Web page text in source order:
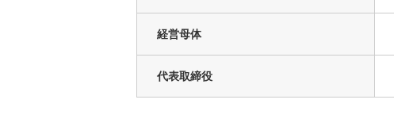
経営母体
代表取締役